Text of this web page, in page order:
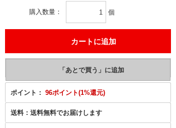
購入数量 個
ポイント： 96ポイント(1%還元)
送料： 送料無料でお届けします